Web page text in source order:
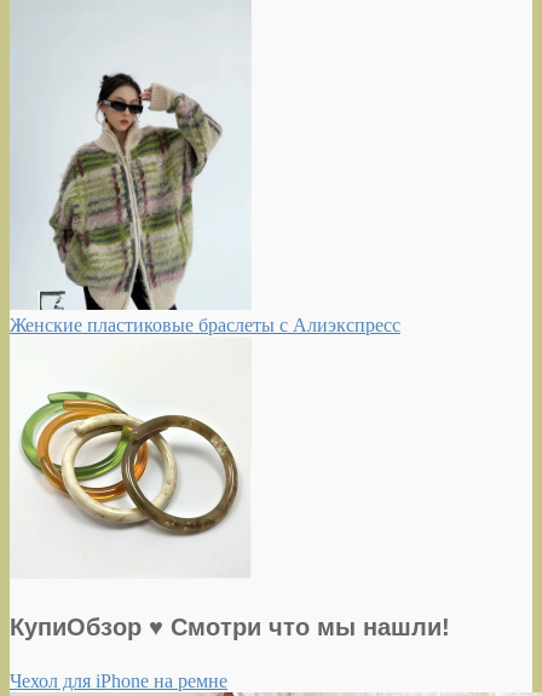
Женские пластиковые браслеты с Алиэкспресс
КупиОбзор ♥ Смотри что мы нашли!
Чехол для iPhone на ремне